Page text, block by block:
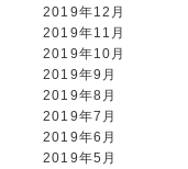
2019年12月
2019年11月
2019年10月
2019年9月
2019年8月
2019年7月
2019年6月
2019年5月